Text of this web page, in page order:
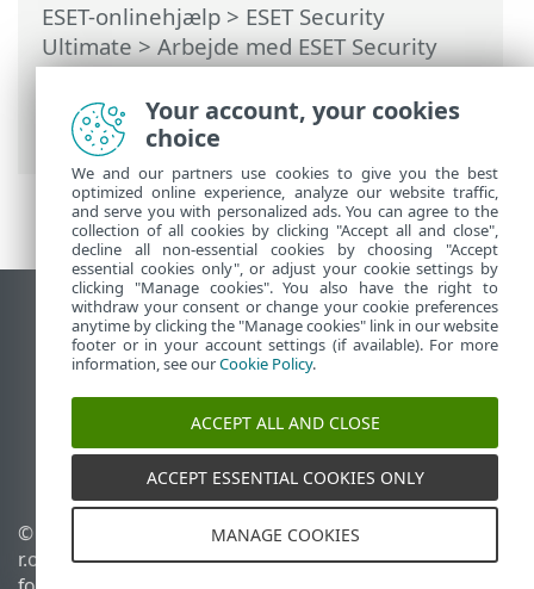
ESET-onlinehjælp > ESET Security
Ultimate>Arbejde med ESET Security
Ultimate>Opsætning>
Internetbeskyttelse> Anti-Phishing-
beskyttelse
Vis computerwebsted
End of Life
ESET-vidensbase
ESET Status Portal
Regional support
© 1992 - 2025 ESET, spol. s
r.o. – Alle rettigheder
Administrer cookies
Cookiepolitik
Your account, your cookies
choice
We and our partners use cookies to give you the best
optimized online experience, analyze our website traffic,
and serve you with personalized ads. You can agree to the
collection of all cookies by clicking "Accept all and close",
decline all non-essential cookies by choosing "Accept
essential cookies only", or adjust your cookie settings by
clicking "Manage cookies". You also have the right to
withdraw your consent or change your cookie preferences
anytime by clicking the "Manage cookies" link in our website
footer or in your account settings (if available). For more
information, see ourCookie Policy.
ACCEPT ALL AND CLOSE
ACCEPT ESSENTIAL COOKIES ONLY
MANAGE COOKIES